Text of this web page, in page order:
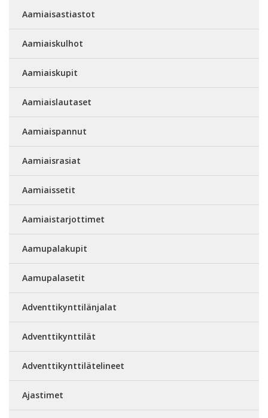
Aamiaisastiastot
Aamiaiskulhot
Aamiaiskupit
Aamiaislautaset
Aamiaispannut
Aamiaisrasiat
Aamiaissetit
Aamiaistarjottimet
Aamupalakupit
Aamupalasetit
Adventtikynttilänjalat
Adventtikynttilät
Adventtikynttilätelineet
Ajastimet